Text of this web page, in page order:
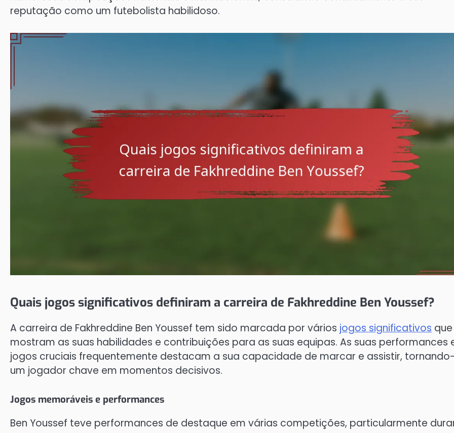
reputação como um futebolista habilidoso.
Quais jogos significativos definiram a carreira de Fakhreddine Ben Youssef?
A carreira de Fakhreddine Ben Youssef tem sido marcada por vários jogos significativos que
mostram as suas habilidades e contribuições para as suas equipas. As suas performances
jogos cruciais frequentemente destacam a sua capacidade de marcar e assistir,
um jogador chave em momentos decisivos.
Jogos memoráveis e performances
Ben Youssef teve performances de destaque em várias competições, particularmente